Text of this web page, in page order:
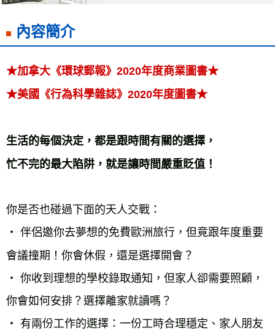
雜誌海外運費
內容簡介
★加拿大《環球郵報》2020年度商業圖書★
★美國《行為科學雜誌》2020年度圖書★
生活的每個決定，都是跟時間有關的選擇，
忙不完的最大陷阱，就是讓時間嚴重貶值！
你是否也碰過下面的天人交戰：
‧ 伴侶邀你去夢想的免費歐洲旅行，但竟跟年度重要
會議撞期！你會休假，還是選擇開會？
‧ 你收到理想的學校錄取通知，但家人卻需要照顧，
你會如何安排？選擇離家就讀嗎？
‧ 有兩份工作的選擇：一份工時合理穩定、家人朋友